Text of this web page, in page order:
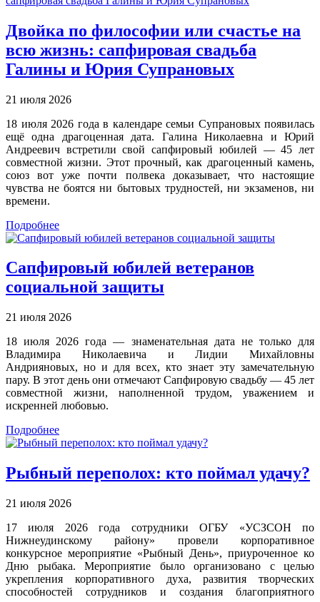
Двойка по философии или счастье на
всю жизнь: сапфировая свадьба
Галины и Юрия Супрановых
21 июля 2026
18 июля 2026 года в календаре семьи Супрановых появилась
ещё одна драгоценная дата. Галина Николаевна и Юрий
Андреевич встретили свой сапфировый юбилей — 45 лет
совместной жизни. Этот прочный, как драгоценный камень,
союз вот уже почти полвека доказывает, что настоящие
чувства не боятся ни бытовых трудностей, ни экзаменов, ни
времени.
Подробнее
Сапфировый юбилей ветеранов
социальной защиты
21 июля 2026
18 июля 2026 года — знаменательная дата не только для
Владимира Николаевича и Лидии Михайловны
Андрияновых, но и для всех, кто знает эту замечательную
пару. В этот день они отмечают Сапфировую свадьбу — 45 лет
совместной жизни, наполненной трудом, уважением и
искренней любовью.
Подробнее
Рыбный переполох: кто поймал удачу?
21 июля 2026
17 июля 2026 года сотрудники ОГБУ «УСЗСОН по
Нижнеудинскому району» провели корпоративное
конкурсное мероприятие «Рыбный День», приуроченное ко
Дню рыбака. Мероприятие было организовано с целью
укрепления корпоративного духа, развития творческих
способностей сотрудников и создания благоприятного